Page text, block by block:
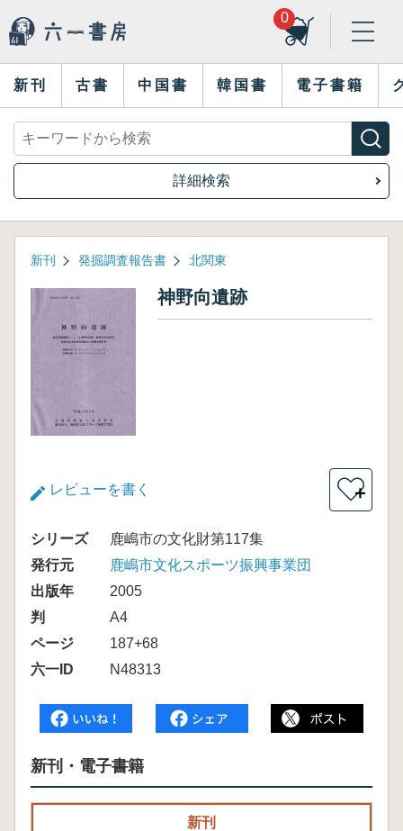
0
新刊 古書 中国書 韓国書 電子書籍
詳細検索
新刊 発掘調査報告書 北関東
神野向遺跡
レビューを書く ＋
シリーズ
鹿嶋市の文化財第117集
発行元
鹿嶋市文化スポーツ振興事業団
出版年
2005
判
A4
ページ
187+68
六一ID
N48313
新刊・電子書籍
新刊